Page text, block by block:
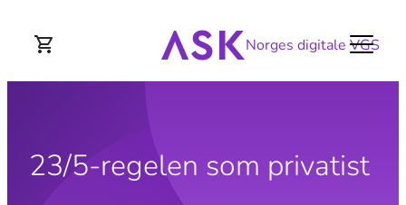
Norges digitale VGS
23/5-regelen som privatist